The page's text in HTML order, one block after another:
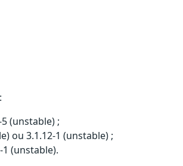
(unstable) ;
ou 3.1.12-1 (unstable) ;
(unstable).